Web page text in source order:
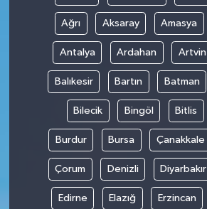
Ağrı Aksaray Amasya
Antalya Ardahan Artvin
Balıkesir Bartın Batman
Bilecik Bingöl Bitlis
Burdur Bursa Çanakkale
Çorum Denizli Diyarbakır
Edirne Elazığ Erzincan